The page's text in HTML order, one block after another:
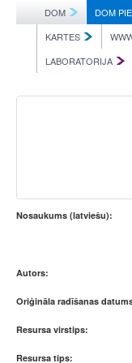
DOM DOM
KARTES
LABORATORIJA
Nosaukums (latviešu):
Autors:
Oriģināla radīšanas
Resursa virstips:
Resursa tips: